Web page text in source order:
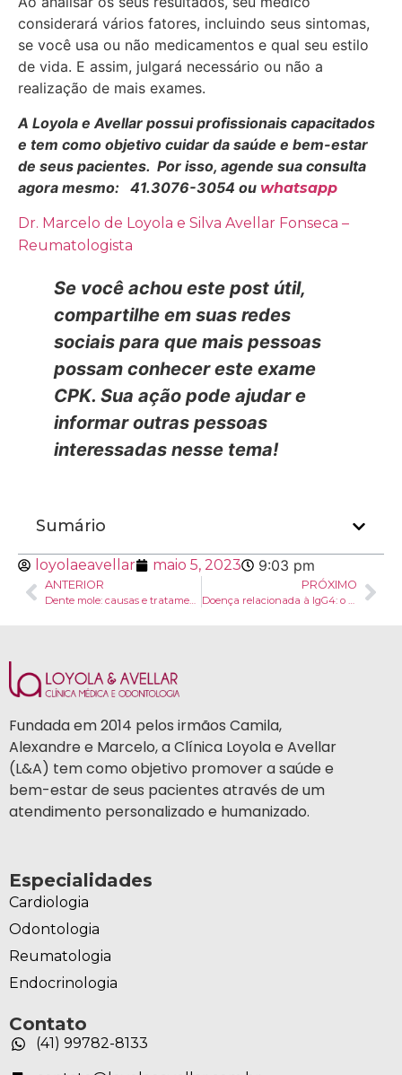
considerará vários fatores, incluindo seus sintomas,
se você usa ou não medicamentos e qual seu estilo
de vida. E assim, julgará necessário ou não a
realização de mais exames.
A Loyola e Avellar possui profissionais capacitados
e tem como objetivo cuidar da saúde e bem-estar
de seus pacientes. Por isso, agende sua consulta
agora mesmo: 41.3076-3054 ou whatsapp
Dr. Marcelo de Loyola e Silva Avellar Fonseca –
Reumatologista
Se você achou este post útil,
compartilhe em suas redes
sociais para que mais pessoas
possam conhecer este exame
CPK. Sua ação pode ajudar e
informar outras pessoas
interessadas nesse tema!
Sumário
loyolaeavellar maio 5, 2023 9:03 pm
ANTERIOR
Dente mole: causas e tratamento
PRÓXIMO
Doença relacionada à IgG4: o que é, sintomas e tratamentos
Fundada em 2014 pelos irmãos Camila,
Alexandre e Marcelo, a Clínica Loyola e Avellar
(L&A) tem como objetivo promover a saúde e
bem-estar de seus pacientes através de um
atendimento personalizado e humanizado.
Especialidades
Cardiologia
Odontologia
Reumatologia
Endocrinologia
Contato
(41) 99782-8133